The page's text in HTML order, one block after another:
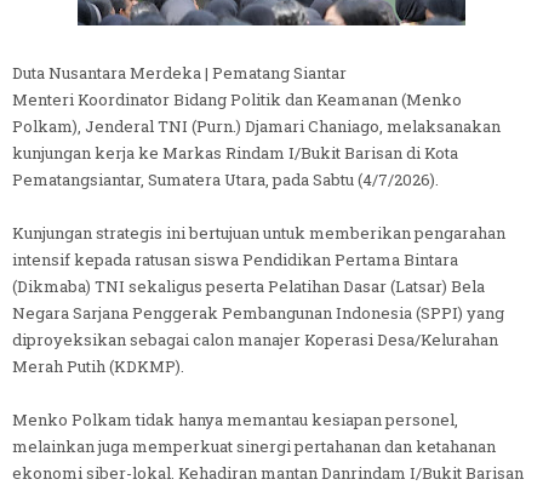
Duta Nusantara Merdeka | Pematang Siantar
Menteri Koordinator Bidang Politik dan Keamanan (Menko
Polkam), Jenderal TNI (Purn.) Djamari Chaniago, melaksanakan
kunjungan kerja ke Markas Rindam I/Bukit Barisan di Kota
Pematangsiantar, Sumatera Utara, pada Sabtu (4/7/2026).
Kunjungan strategis ini bertujuan untuk memberikan pengarahan
intensif kepada ratusan siswa Pendidikan Pertama Bintara
(Dikmaba) TNI sekaligus peserta Pelatihan Dasar (Latsar) Bela
Negara Sarjana Penggerak Pembangunan Indonesia (SPPI) yang
diproyeksikan sebagai calon manajer Koperasi Desa/Kelurahan
Merah Putih (KDKMP).
Menko Polkam tidak hanya memantau kesiapan personel,
melainkan juga memperkuat sinergi pertahanan dan ketahanan
ekonomi siber-lokal. Kehadiran mantan Danrindam I/Bukit Barisan